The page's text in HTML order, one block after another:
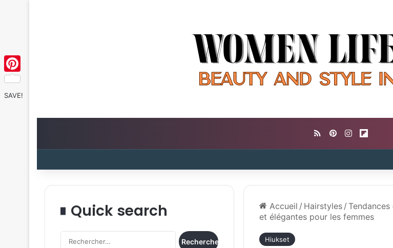
RSSPinterestInstagram
Accueil / Hairstyles /
et élégantes pour les femmes
Hiukset
Quick search
Rechercher :
Pinterest
SAVE!